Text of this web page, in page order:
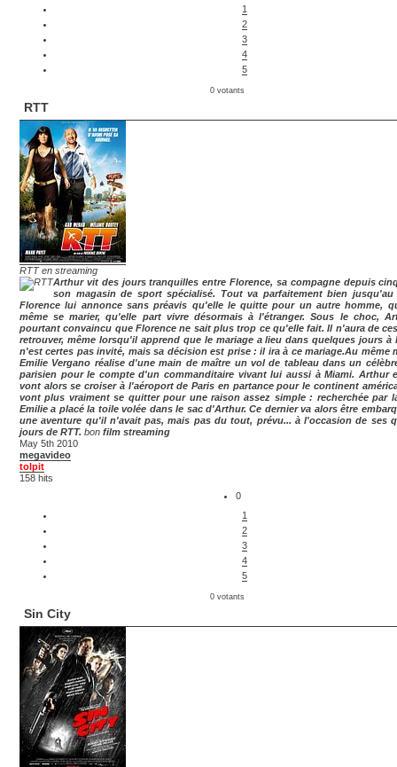
1
2
3
4
5
0 votants
RTT
RTT en streaming
Arthur vit des jours tranquilles entre Florence, sa compagne depuis
son magasin de sport spécialisé. Tout va parfaitement bien
Florence lui annonce sans préavis qu'elle le quitte pour un autre homme,
même se marier, qu'elle part vivre désormais à l'étranger. Sous le choc,
pourtant convaincu que Florence ne sait plus trop ce qu'elle fait. Il n'aura de
retrouver, même lorsqu'il apprend que le mariage a lieu dans quelques jours à
n'est certes pas invité, mais sa décision est prise : il ira à ce mariage.Au même
Emilie Vergano réalise d'une main de maître un vol de tableau dans un
parisien pour le compte d'un commanditaire vivant lui aussi à Miami. Arthur
vont alors se croiser à l'aéroport de Paris en partance pour le continent
vont plus vraiment se quitter pour une raison assez simple : recherchée par
Emilie a placé la toile volée dans le sac d'Arthur. Ce dernier va alors être
une aventure qu'il n'avait pas, mais pas du tout, prévu... à l'occasion de ses
jours de RTT. bon film streaming
May 5th 2010
megavideo
tolpit
158 hits
0
1
2
3
4
5
0 votants
Sin City